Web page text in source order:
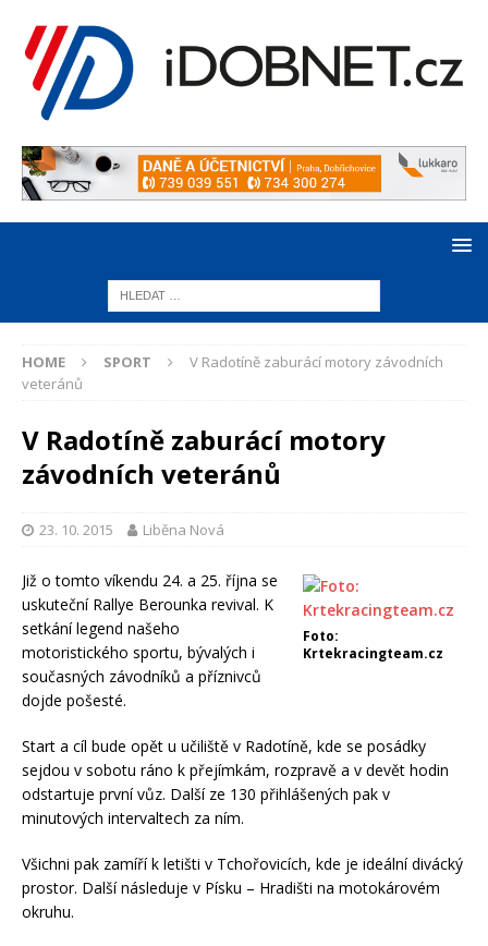
HOME SPORT
V Radotíně zaburácí motory závodních
veteránů
V Radotíně zaburácí motory
závodních veteránů
23. 10. 2015 Liběna Nová
Foto:
Krtekracingteam.cz
Již o tomto víkendu 24. a 25. října se
uskuteční Rallye Berounka revival. K
setkání legend našeho
motoristického sportu, bývalých i
současných závodníků a příznivců
dojde pošesté.
Start a cíl bude opět u učiliště v Radotíně, kde se posádky
sejdou v sobotu ráno k přejímkám, rozpravě a v devět hodin
odstartuje první vůz. Další ze 130 přihlášených pak v
minutových intervaltech za ním.
Všichni pak zamíří k letišti v Tchořovicích, kde je ideální divácký
prostor. Další následuje v Písku – Hradišti na motokárovém
okruhu.